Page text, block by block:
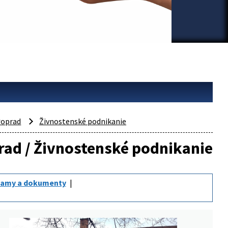
Živnostenské podnikanie
/ Živnostenské podnikanie
a dokumenty